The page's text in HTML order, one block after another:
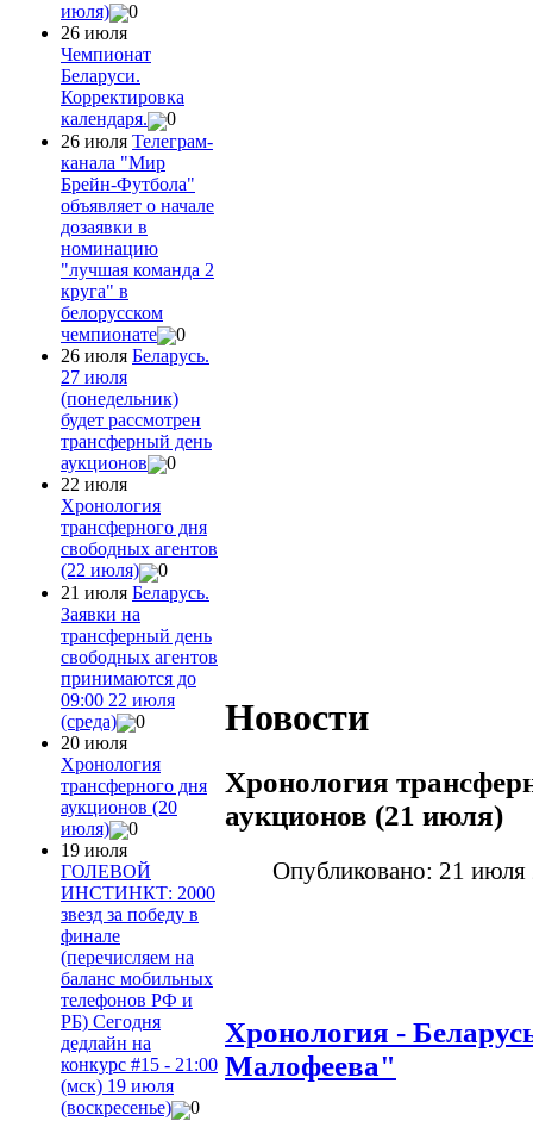
июля)
0
26 июля
Чемпионат
Беларуси.
Корректировка
календаря.
0
26 июля Телеграм-
канала "Мир
Брейн-Футбола"
объявляет о начале
дозаявки в
номинацию
"лучшая команда 2
круга" в
белорусском
чемпионате
0
26 июля Беларусь.
27 июля
(понедельник)
будет рассмотрен
трансферный день
аукционов
0
22 июля
Хронология
трансферного дня
свободных агентов
(22 июля)
0
21 июля Беларусь.
Заявки на
трансферный день
свободных агентов
принимаются до
09:00 22 июля
(среда)
0
20 июля
Хронология
трансферного дня
аукционов (20
июля)
0
19 июля
ГОЛЕВОЙ
ИНСТИНКТ: 2000
звезд за победу в
финале
(перечисляем на
баланс мобильных
телефонов РФ и
РБ) Сегодня
дедлайн на
конкурс #15 - 21:00
(мск) 19 июля
(воскресенье)
0
Новости
Хронология
аукционов (21 июля)
Опубликовано: 21 июля
Хронология -
Малофеева"